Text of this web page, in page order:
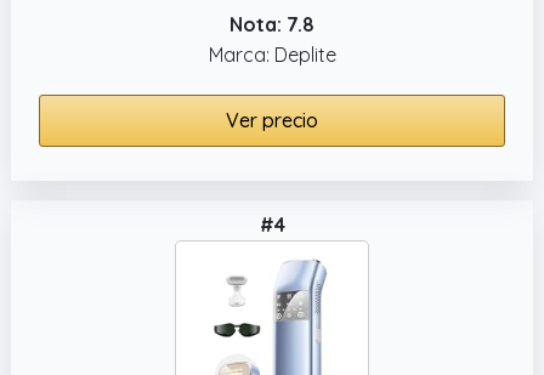
Nota: 7.8
Marca: Deplite
Ver precio
#4